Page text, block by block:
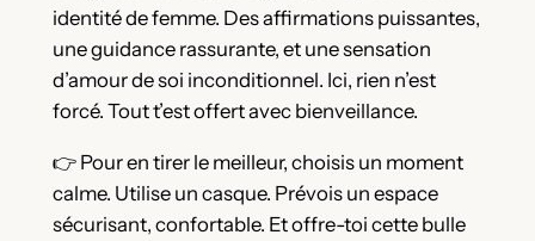
identité de femme. Des affirmations puissantes,
une guidance rassurante, et une sensation
d’amour de soi inconditionnel. Ici, rien n’est
forcé. Tout t’est offert avec bienveillance.
👉 Pour en tirer le meilleur, choisis un moment
calme. Utilise un casque. Prévois un espace
sécurisant, confortable. Et offre-toi cette bulle